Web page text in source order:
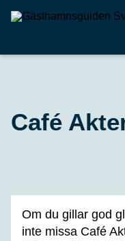
Café
Om du gillar god
inte missa Café